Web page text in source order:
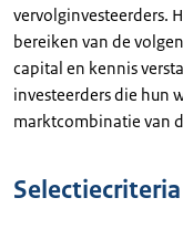
vervolginvesteerders.
bereiken van de
capital en kennis
investeerders die hun
marktcombinatie van
Selectiecriteria